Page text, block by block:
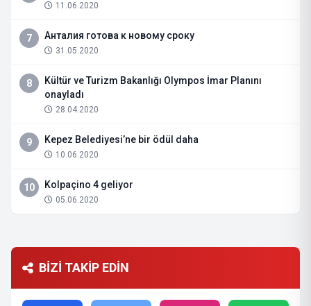
11.06.2020
7 Анталия готова к новому сроку
31.05.2020
8
Kültür ve Turizm Bakanlığı Olympos İmar Planını
onayladı
28.04.2020
9 Kepez Belediyesi’ne bir ödül daha
10.06.2020
10 Kolpaçino 4 geliyor
05.06.2020
BİZİ TAKİP EDİN